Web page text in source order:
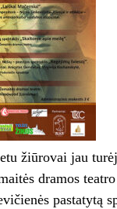
žiūrovai jau
dramos
pastatytą